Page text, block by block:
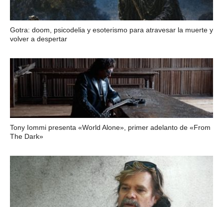
Gotra: doom, psicodelia y esoterismo para atravesar la muerte y
volver a despertar
Tony Iommi presenta «World Alone», primer adelanto de «From
The Dark»